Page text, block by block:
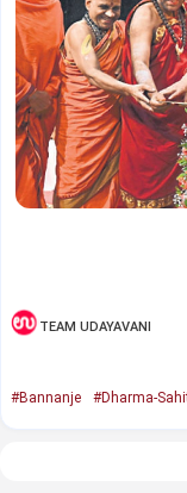
TEAM UDAYAVANI
#Bannanje #Dharma-